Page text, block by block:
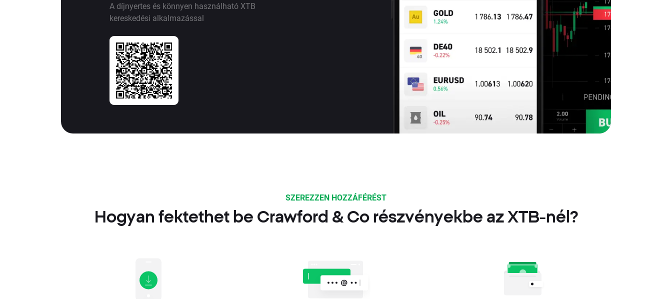
A díjnyertes és könnyen használható XTB
kereskedési alkalmazással
SZEREZZEN HOZZÁFÉRÉST
Hogyan fektethet be Crawford & Co részvényekbe az XTB-nél?